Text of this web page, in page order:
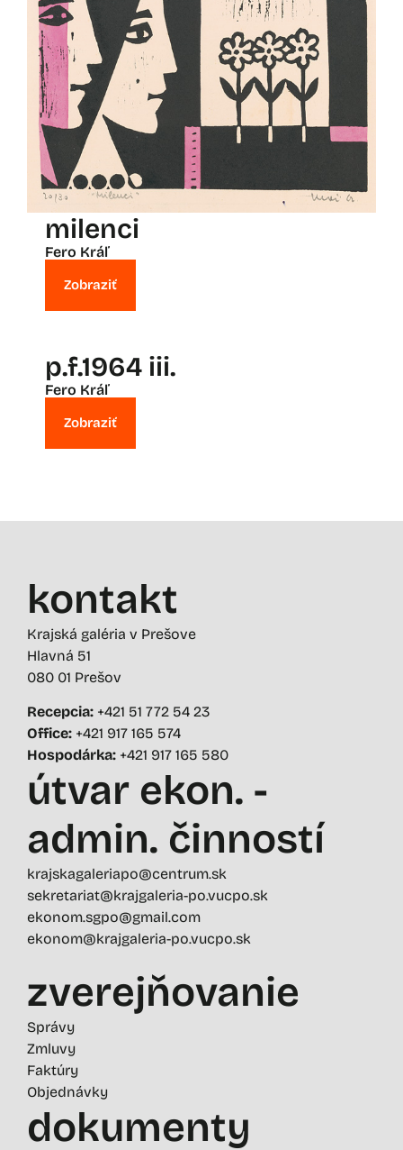
milenci
Fero Kráľ
Zobraziť
p.f.1964 iii.
Fero Kráľ
Zobraziť
kontakt
Krajská galéria v Prešove
Hlavná 51
080 01 Prešov
Recepcia: +421 51 772 54 23
Office: +421 917 165 574
Hospodárka: +421 917 165 580
útvar ekon. -
admin. činností
krajskagaleriapo@centrum.sk
sekretariat@krajgaleria-po.vucpo.sk
ekonom.sgpo@gmail.com
ekonom@krajgaleria-po.vucpo.sk
zverejňovanie
Správy
Zmluvy
Faktúry
Objednávky
dokumenty